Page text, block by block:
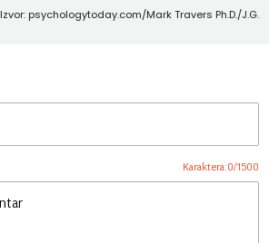
Izvor: psychologytoday.com/Mark Travers Ph.D./J.G.
Karaktera:0/1500